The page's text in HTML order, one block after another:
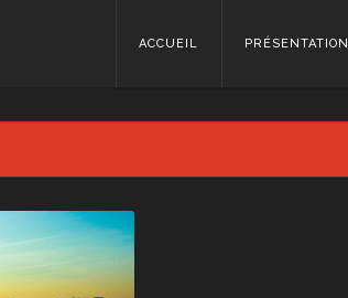
Skip to content
ACCUEIL PRÉSENTATION